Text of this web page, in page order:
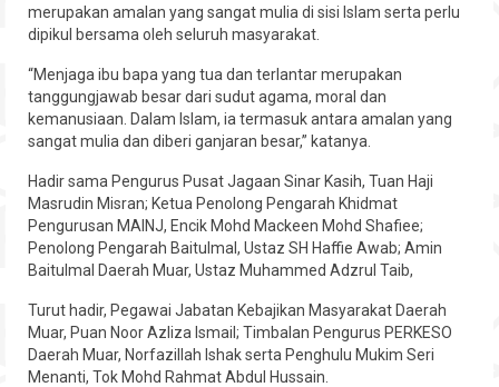
merupakan amalan yang sangat mulia di sisi Islam serta perlu
dipikul bersama oleh seluruh masyarakat.
“Menjaga ibu bapa yang tua dan terlantar merupakan
tanggungjawab besar dari sudut agama, moral dan
kemanusiaan. Dalam Islam, ia termasuk antara amalan yang
sangat mulia dan diberi ganjaran besar,” katanya.
Hadir sama Pengurus Pusat Jagaan Sinar Kasih, Tuan Haji
Masrudin Misran; Ketua Penolong Pengarah Khidmat
Pengurusan MAINJ, Encik Mohd Mackeen Mohd Shafiee;
Penolong Pengarah Baitulmal, Ustaz SH Haffie Awab; Amin
Baitulmal Daerah Muar, Ustaz Muhammed Adzrul Taib,
Turut hadir, Pegawai Jabatan Kebajikan Masyarakat Daerah
Muar, Puan Noor Azliza Ismail; Timbalan Pengurus PERKESO
Daerah Muar, Norfazillah Ishak serta Penghulu Mukim Seri
Menanti, Tok Mohd Rahmat Abdul Hussain.